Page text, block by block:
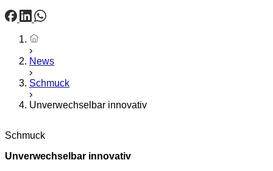
Startseite
News
Schmuck
Unverwechselbar innovativ
Schmuck
Unverwechselbar innovativ